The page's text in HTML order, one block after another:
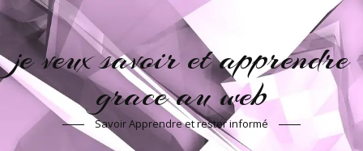
je veux savoir et apprendre
grace au web
Savoir Apprendre et rester informé